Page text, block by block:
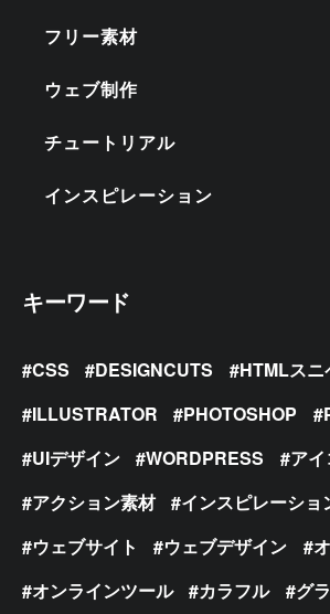
フリー素材
ウェブ制作
チュートリアル
インスピレーション
キーワード
CSS DESIGNCUTS
HTMLスニ
ILLUSTRATOR
PHOTOSHOP
UIデザイン
WORDPRESS
ア
アクション素材
インスピレーショ
ウェブサイト
ウェブデザイン
オンラインツール
カラフル
グ